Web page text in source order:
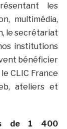
les
multimédia,
le secrétariat
institutions
bénéficier
CLIC France
ateliers et
de 1 400